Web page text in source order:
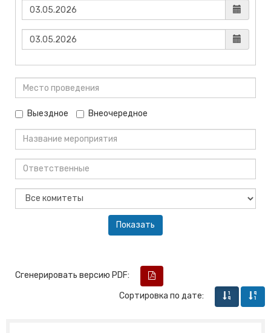
Выездное Внеочередное
Сгенерировать версию PDF:
Сортировка по дате: